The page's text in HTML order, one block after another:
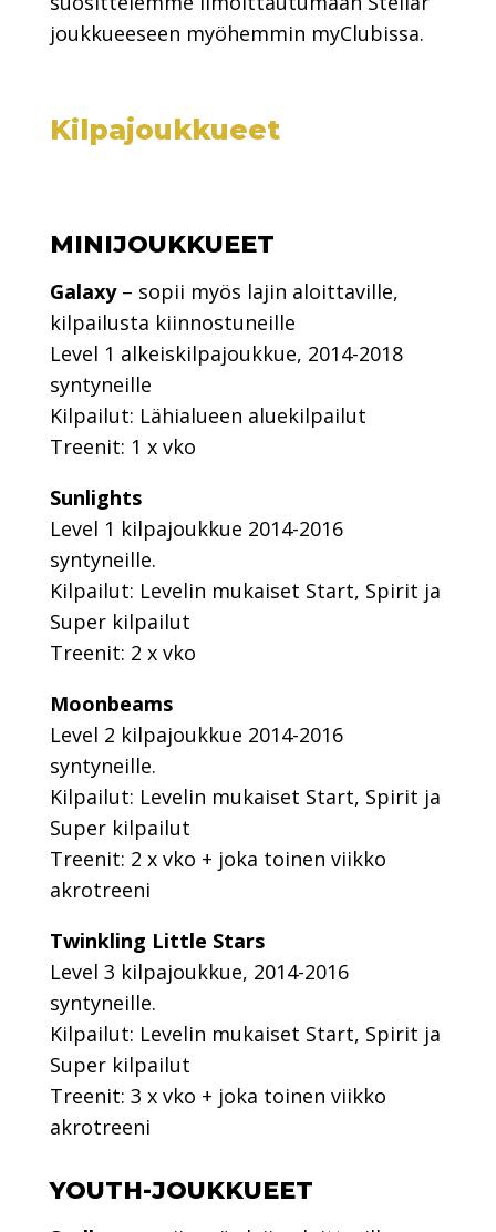
joukkueeseen myöhemmin myClubissa.
Kilpajoukkueet
MINIJOUKKUEET
Galaxy– sopii myös lajin aloittaville,
kilpailusta kiinnostuneille
Level 1 alkeiskilpajoukkue, 2014-2018
syntyneille
Kilpailut: Lähialueen aluekilpailut
Treenit: 1 x vko
Sunlights
Level 1 kilpajoukkue 2014-2016
syntyneille.
Kilpailut: Levelin mukaiset Start, Spirit ja
Super kilpailut
Treenit: 2 x vko
Moonbeams
Level 2 kilpajoukkue 2014-2016
syntyneille.
Kilpailut: Levelin mukaiset Start, Spirit ja
Super kilpailut
Treenit: 2 x vko + joka toinen viikko
akrotreeni
Twinkling Little Stars
Level 3 kilpajoukkue, 2014-2016
syntyneille.
Kilpailut: Levelin mukaiset Start, Spirit ja
Super kilpailut
Treenit: 3 x vko + joka toinen viikko
akrotreeni
YOUTH-JOUKKUEET